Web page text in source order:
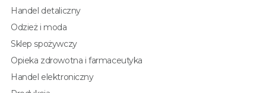
Handel detaliczny
Odzież i moda
Sklep spożywczy
Opieka zdrowotna i farmaceutyka
Handel elektroniczny